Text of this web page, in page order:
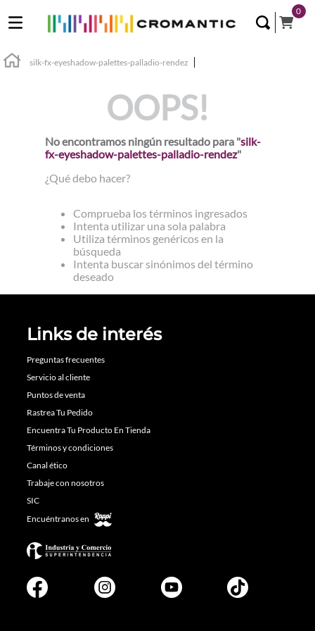
0
silk-fx-eyeshadow-palettes-palladio-rendez
OOPS!
No encontramos ningún resultado para "silk-
fx-eyeshadow-palettes-palladio-rendez"
¿Qué debo hacer?
Comprueba los términos ingresados
Intenta utilizar una sola palabra
Utiliza términos genéricos en la
búsqueda
Intenta buscar sinónimos del término
deseado
Links de interés
Preguntas frecuentes
Servicio al cliente
Puntos de venta
Rastrea Tu Pedido
Encuentra Tu Producto En Tienda
Términos y condiciones
Canal ético
Trabaje con nosotros
SIC
Encuéntranos en